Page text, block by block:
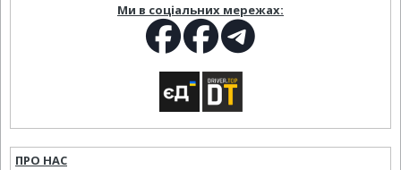
Ми в соціальних мережах:
ПРО НАС